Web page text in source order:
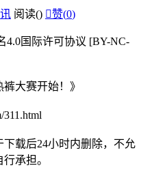
阅读() 赞(0)
4.0国际许可协议 [BY-NC-
大赛开始！》
载后24小时内删除，不允
承担。